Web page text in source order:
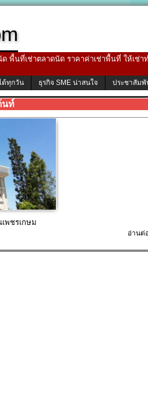
พื้นที่เช่าตลาดนัด ราคาค่าเช่าพื้นที่ ให้เช่
ด้ทุกวัน ธุรกิจ SME น่าสนใจ ประชาสัม
นท์
พชรเกษม
อ่านต่